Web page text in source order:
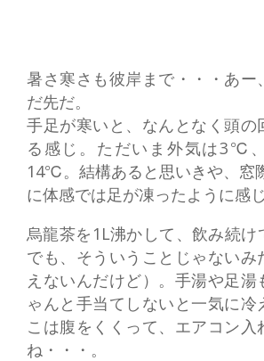
暑さ寒さも彼岸まで・・・あー
だ先だ。
手足が寒いと、なんとなく頭の
る感じ。ただいま外気は3℃
14℃。結構あると思いきや、窓
に体感では足が凍ったように感じ
烏龍茶を1L沸かして、飲み続け
でも、そういうことじゃないみ
えないんだけど）。手湯や足湯
ゃんと手当てしないと一気に冷
こは腹をくくって、エアコン入
ね・・・。